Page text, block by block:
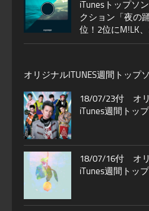
iTunesトップソ
クション「夜の
位！2位にM!LK
オリジナルITUNES週間トップ
18/07/23付 オ
iTunes週間トッ
18/07/16付 オ
iTunes週間トッ